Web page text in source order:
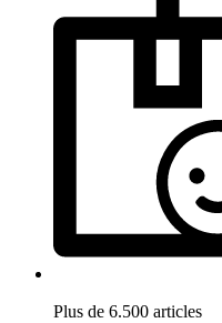
Plus de 6.500 articles